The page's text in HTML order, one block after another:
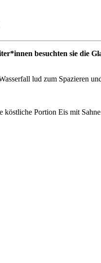
besuchten sie
lud zum Spazieren
köstliche Portion Eis mit